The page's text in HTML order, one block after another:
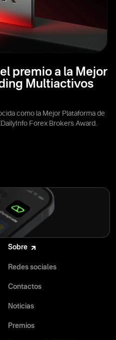
premio a la Mejor
Multiactivos
como la Mejor Plataforma de
Forex Brokers Award.
Sobre
Redes sociales
Contactos
Noticias
Premios